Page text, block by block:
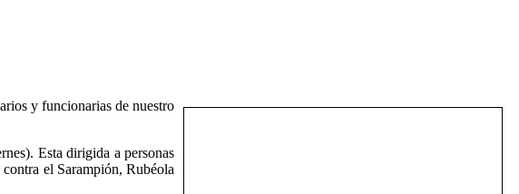
y funcionarias de nuestro
Esta dirigida a personas
el Sarampión, Rubéola